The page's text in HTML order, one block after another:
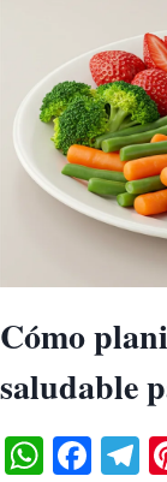
EL
Cómo
saludable